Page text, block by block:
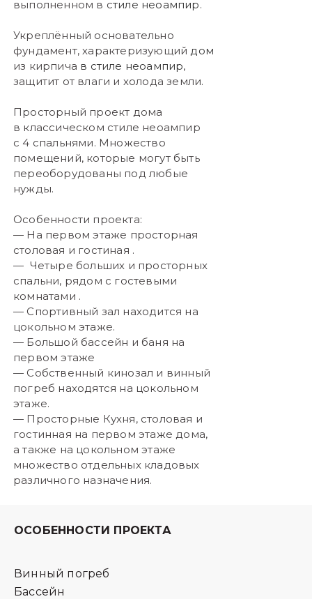
выполненном в стиле неоампир.
Укреплённый основательно
фундамент, характеризующийдом
из кирпича в стиле неоампир,
защитит от влаги и холода земли.
Просторный проект дома
в классическом стиле неоампир
с 4 спальнями. Множество
помещений, которые могут быть
переоборудованы под любые
нужды.
Особенности проекта:
— На первом этаже просторная
столовая и гостиная .
— Четыре больших и просторных
спальни, рядом с гостевыми
комнатами .
— Спортивный зал находится на
цокольном этаже.
— Большой бассейн и баня на
первом этаже
— Собственный кинозал и винный
погреб находятся на цокольном
этаже.
— Просторные Кухня, столовая и
гостинная на первом этаже дома,
а также на цокольном этаже
множество отдельных кладовых
различного назначения.
ОСОБЕННОСТИ ПРОЕКТА
Винный погреб
Бассейн